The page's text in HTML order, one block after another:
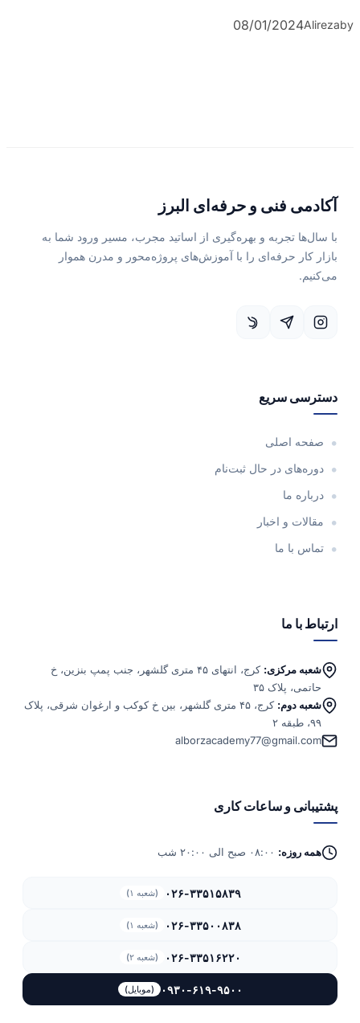
by
Alireza
08/01/2024
آکادمی فنی و حرفه‌ای البرز
با سال‌ها تجربه و بهره‌گیری از اساتید مجرب، مسیر ورود شما به
بازار کار حرفه‌ای را با آموزش‌های پروژه‌محور و مدرن هموار
می‌کنیم.
دسترسی سریع
صفحه اصلی
دوره‌های در حال ثبت‌نام
درباره ما
مقالات و اخبار
تماس با ما
ارتباط با ما
شعبه مرکزی:
کرج، انتهای ۴۵ متری گلشهر، جنب پمپ بنزین، خ
حاتمی، پلاک ۳۵
شعبه دوم:
کرج، ۴۵ متری گلشهر، بین خ کوکب و ارغوان شرقی، پلاک
۹۹، طبقه ۲
alborzacademy77@gmail.com
پشتیبانی و ساعات کاری
همه روزه:
۰۲۶-۳۳۵۱۵۸۳۹ (شعبه ۱)
۰۲۶-۳۳۵۰۰۸۳۸ (شعبه ۱)
۰۲۶-۳۳۵۱۶۲۲۰ (شعبه ۲)
۰۹۳۰-۶۱۹-۹۵۰۰ (موبایل)